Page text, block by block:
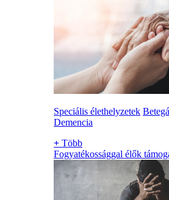
Speciális élethelyzetek
Demencia
+ Több
Fogyatékossággal élők